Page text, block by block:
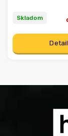
Skladom
Detail